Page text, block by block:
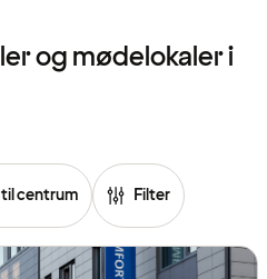
og mødelokaler i
centrum Filter